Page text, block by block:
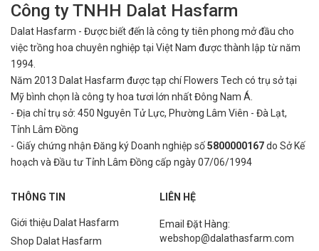
Công ty TNHH Dalat Hasfarm
Dalat Hasfarm - Được biết đến là công ty tiên phong mở đầu cho
việctrồng hoa chuyên nghiệp tại Việt Nam được thành lập từ năm
1994.
Năm 2013 Dalat Hasfarm được tạp chí Flowers Tech có trụ sở tại
Mỹ bình chọn là công ty hoa tươi lớn nhất Đông Nam Á.
- Địa chỉ trụ sở: 450 Nguyên Tử Lực, Phường Lâm Viên - Đà Lạt,
Tỉnh Lâm Đồng
- Giấy chứng nhận Đăng ký Doanh nghiệp số5800000167do Sở Kế
hoạch và Đầu tư Tỉnh Lâm Đồng cấp ngày 07/06/1994
THÔNG TIN
Giới thiệu Dalat Hasfarm
Shop Dalat Hasfarm
LIÊN HỆ
Email Đặt Hàng:
webshop@dalathasfarm.com